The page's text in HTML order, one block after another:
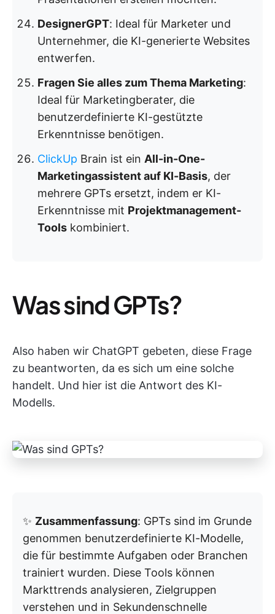
DesignerGPT: Ideal für Marketer und
Unternehmer, die KI-generierte Websites
entwerfen.
Fragen Sie alles zum Thema Marketing:
Ideal für Marketingberater, die
benutzerdefinierte KI-gestützte
Erkenntnisse benötigen.
ClickUp Brain ist ein All-in-One-
Marketingassistent auf KI-Basis, der
mehrere GPTs ersetzt, indem er KI-
Erkenntnisse mit Projektmanagement-
Tools kombiniert.
Was sind GPTs?
Also haben wir ChatGPT gebeten, diese Frage
zu beantworten, da es sich um eine solche
handelt. Und hier ist die Antwort des KI-
Modells.
✨ Zusammenfassung: GPTs sind im Grunde
genommen benutzerdefinierte KI-Modelle,
die für bestimmte Aufgaben oder Branchen
trainiert wurden. Diese Tools können
Markttrends analysieren, Zielgruppen
verstehen und in Sekundenschnelle